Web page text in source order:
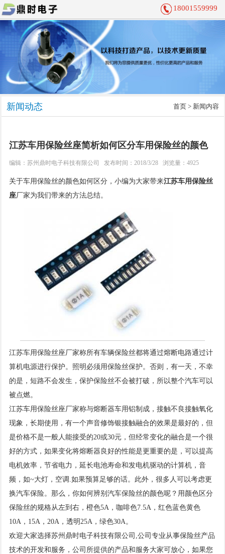
18001559999
新闻动态 首页> 新闻内容
江苏车用保险丝座简析如何区分车用保险丝的颜色
编辑： 苏州鼎时电子科技有限公司 发布时间：2018/3/28 浏览量：4925
关于车用保险丝的颜色如何区分，小编为大家带来江苏车用保险丝
座厂家为我们带来的方法总结。
江苏车用保险丝座厂家称所有车辆保险丝都将通过熔断电路通过计
算机电源进行保护。照明必须用保险丝保护。否则，有一天，不幸
的是，短路不会发生，保护保险丝不会被打破，所以整个汽车可以
被点燃。
江苏车用保险丝座厂家称与熔断器车用铝制成，接触不良接触氧化
现象，长期使用，有一个声音修饰银接触融合的效果是最好的，但
是价格不是一般人能接受的20或30元，但经常变化的融合是一个很
好的方式，如果变化将熔断器良好的性能是更重要的是，可以提高
电机效率，节省电力，延长电池寿命和发电机驱动的计算机，音
频，如~大灯，空调.如果预算足够的话。此外，很多人可以考虑更
换汽车保险。那么，你如何辨别汽车保险丝的颜色呢？用颜色区分
保险丝的规格从左到右，橙色5A，咖啡色7.5A，红色蓝色黄色
10A，15A，20A，透明25A，绿色30A。
欢迎大家选择苏州鼎时电子科技有限公司,公司专业从事保险丝产品
技术的开发和服务，公司所提供的产品和服务大家可放心，如果您